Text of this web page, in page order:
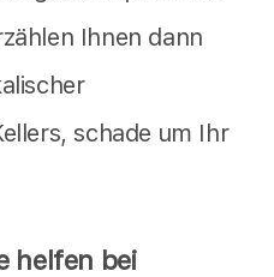
Ihnen dann
schade um Ihr
helfen bei